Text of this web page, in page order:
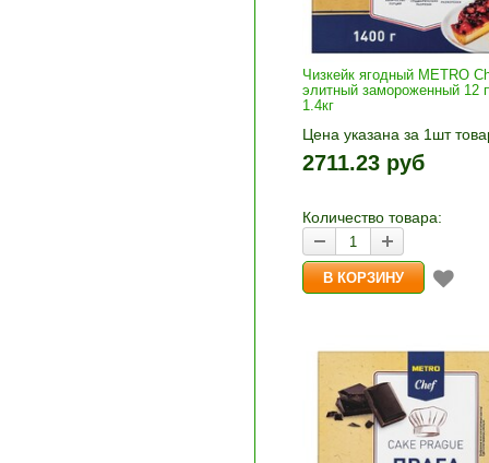
Чизкейк ягодный METRO
элитный замороженный 12
1.4кг
Цена указана за 1шт
1шт прибавляется
и «-». Выберите нужное
корзину»
2711.23 руб
Количество товара: